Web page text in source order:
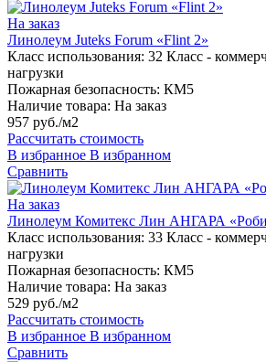
На заказ
Линолеум Juteks Forum «Flint 2»
Класс использования: 32 Класс -
нагрузки
Пожарная безопасность: КМ5
Наличие товара: На заказ
957 руб./м2
Рассчитать стоимость
В избранное В избранном
Сравнить
На заказ
Линолеум Комитекс Лин АНГАРА
Класс использования: 33 Класс -
нагрузки
Пожарная безопасность: КМ5
Наличие товара: На заказ
529 руб./м2
Рассчитать стоимость
В избранное В избранном
Сравнить